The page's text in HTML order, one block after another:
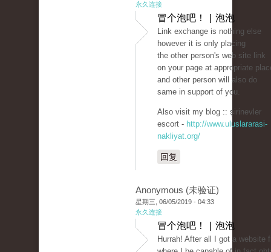
永久连接
冒个泡吧！ | 泡泡
Link exchange is nothing else
however it is only placing
the other person's web site link
on your page at appropriate
and other person will also do
same in support of you.
Also visit my blog :: şirinevler
escort - http://www.uluslararasi-
nakliyat.org/
回复
Anonymous (未验证)
星期三, 06/05/2019 - 04:33
永久连接
冒个泡吧！ | 泡泡
Hurrah! After all I got a website